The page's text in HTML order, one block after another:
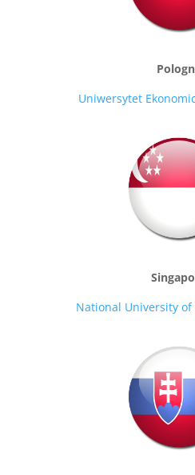
Uniwersytet
National University of